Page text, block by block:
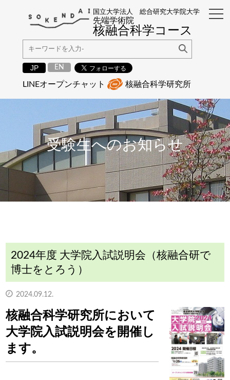
国立大学法人 総合研究大学院大学
先端学術院
核融合科学コース
JP EN
LINEオープンチャット 核融合科学研究所
受験生へのお知らせ
2024年度 大学院入試説明会（核融合研で
博士をとろう）
2024.09.12.
核融合科学研究所において
大学院入試説明会を開催し
ます。